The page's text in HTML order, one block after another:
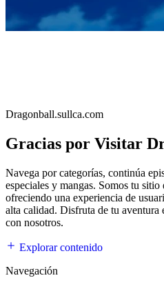
Dragonball.sullca.com
Gracias por Visitar
Navega por categorías, continúa
especiales y mangas. Somos tu
ofreciendo una experiencia de
alta calidad. Disfruta de tu
con nosotros.
Explorar contenido
Navegación